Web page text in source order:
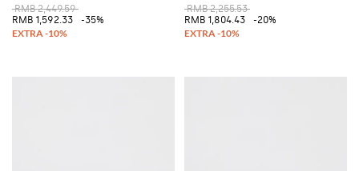
RMB 2,449.59
RMB 1,592.33
-35%
RMB 2,255.53
RMB 1,804.43
-20%